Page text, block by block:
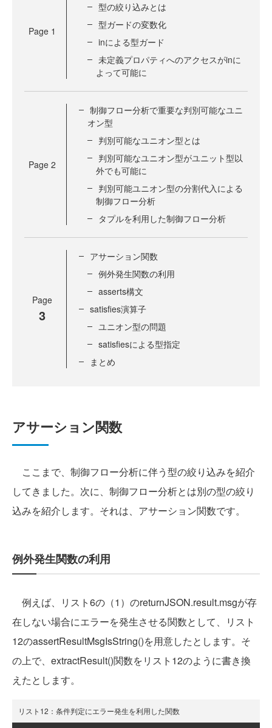
Page 1
型の絞り込みとは
型ガードの変数化
inによる型ガード
未定義プロパティへのアクセスがinに
よって可能に
Page 2
制御フロー分析で重要な判別可能なユニ
オン型
判別可能なユニオン型とは
判別可能なユニオン型がユニット型以
外でも可能に
判別可能ユニオン型の分割代入による
制御フロー分析
タプルを利用した制御フロー分析
Page
3
アサーション関数
例外発生関数の利用
asserts構文
satisfies演算子
ユニオン型の問題
satisfiesによる型指定
まとめ
アサーション関数
ここまで、制御フロー分析に伴う型の絞り込みを紹介
してきました。次に、制御フロー分析とは別の型の絞り
込みを紹介します。それは、アサーション関数です。
例外発生関数の利用
例えば、リスト6の（1）のreturnJSON.result.msgが存
在しない場合にエラーを発生させる関数として、リスト
12のassertResultMsgIsString()を用意したとします。そ
の上で、extractResult()関数をリスト12のように書き換
えたとします。
リスト12：条件判定にエラー発生を利用した関数